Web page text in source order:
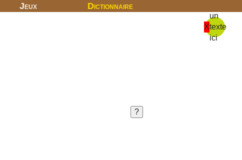
Jeux Dictionnaire
X
un
texte
ici